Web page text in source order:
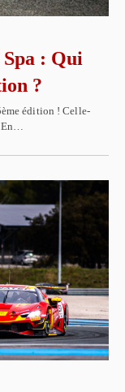
: Qui
?
édition ! Celle-
En…